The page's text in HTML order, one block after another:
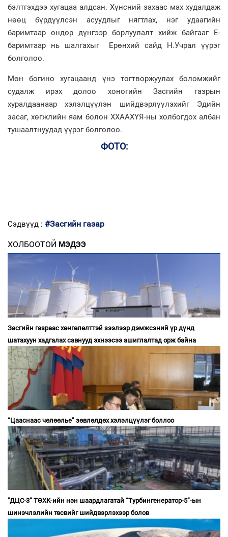
бэлтгэхдээ хугацаа алдсан. Хүнсний захаас мах худалдаж
нөөц бүрдүүлсэн асуудлыг нягтлах, нэг удаагийн
баримтаар өндөр дүнгээр борлуулалт хийж байгааг Е-
баримтаар нь шалгахыг Ерөнхий сайд Н.Учрал үүрэг
болголоо.
Мөн богино хугацаанд үнэ тогтворжуулах боломжийг
судалж ирэх долоо хоногийн Засгийн газрын
хуралдаанаар хэлэлцүүлэн шийдвэрлүүлэхийг Эдийн
засаг, хөгжлийн яам болон ХХААХҮЯ-ны холбогдох албан
тушаалтнуудад үүрэг болголоо.
ФОТО:
Сэдвүүд : #Засгийн газар
ХОЛБООТОЙ МЭДЭЭ
Засгийн газраас хөнгөлөлттэй зээлээр дэмжсэний үр дүнд
шатахуун хадгалах савнууд эхнээсээ ашиглалтад орж байна
“Цааснаас чөлөөлье” зөвлөлдөх хэлэлцүүлэг боллоо
"ДЦС-3” ТӨХК-ийн нэн шаардлагатай “Турбингенератор-5”-ын
шинэчлэлийн төсвийг шийдвэрлэхээр болов